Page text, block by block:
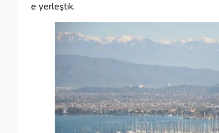
e yerleştik.